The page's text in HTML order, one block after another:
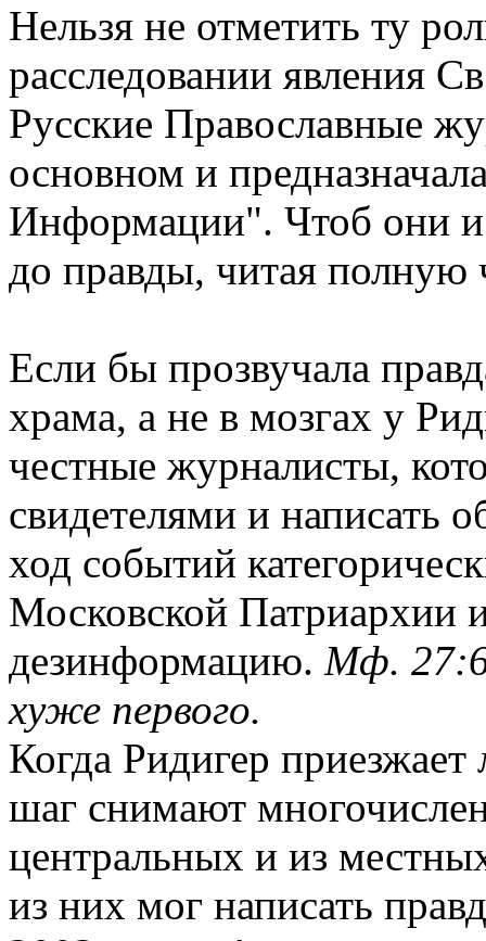
Нельзя не отметить ту
расследовании явления
Русские Православные
основном и
Информации". Чтоб они и
до правды, читая
Если бы прозвучала
храма, а не в мозгах у
честные журналисты,
свидетелями и написать
ход событий
Московской Патриархии
дезинформацию. Мф.
хуже первого.
Когда Ридигер
шаг снимают
центральных и из
из них мог написать